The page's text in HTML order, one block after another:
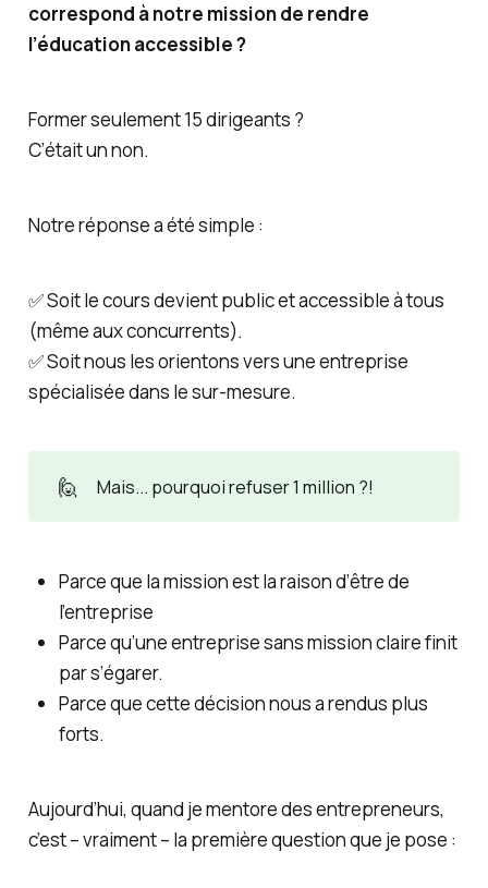
correspond à notre mission de rendre
l’éducation accessible ?
Former seulement 15 dirigeants ?
C’était un non.
Notre réponse a été simple :
✅ Soit le cours devient public et accessible à tous
(même aux concurrents).
✅ Soit nous les orientons vers une entreprise
spécialisée dans le sur-mesure.
🙋 Mais... pourquoi refuser 1 million ?!
Parce que la mission est la raison d’être de
l’entreprise
Parce qu’une entreprise sans mission claire finit
par s’égarer.
Parce que cette décision nous a rendus plus
forts.
Aujourd’hui, quand je mentore des entrepreneurs,
c’est – vraiment – la première question que je pose :